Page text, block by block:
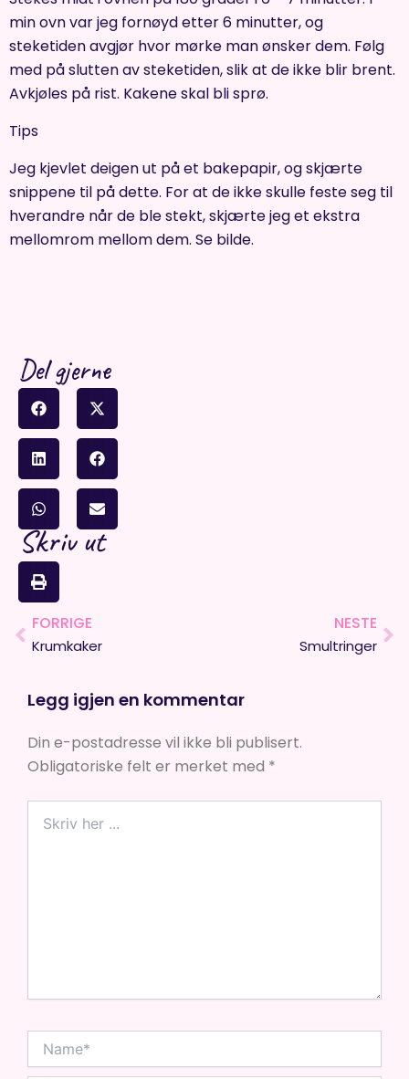
min ovn var jeg fornøyd etter 6 minutter, og
steketiden avgjør hvor mørke man ønsker dem. Følg
med på slutten av steketiden, slik at de ikke blir brent.
Avkjøles på rist. Kakene skal bli sprø.
Tips
Jeg kjevlet deigen ut på et bakepapir, og skjærte
snippene til på dette. For at de ikke skulle feste seg til
hverandre når de ble stekt, skjærte jeg et ekstra
mellomrom mellom dem. Se bilde.
Del gjerne
Skriv ut
Prev
FORRIGE
Krumkaker
NESTE
Smultringer
Legg igjen en kommentar
Din e-postadresse vil ikke bli publisert.
Obligatoriske felt er merket med *
her